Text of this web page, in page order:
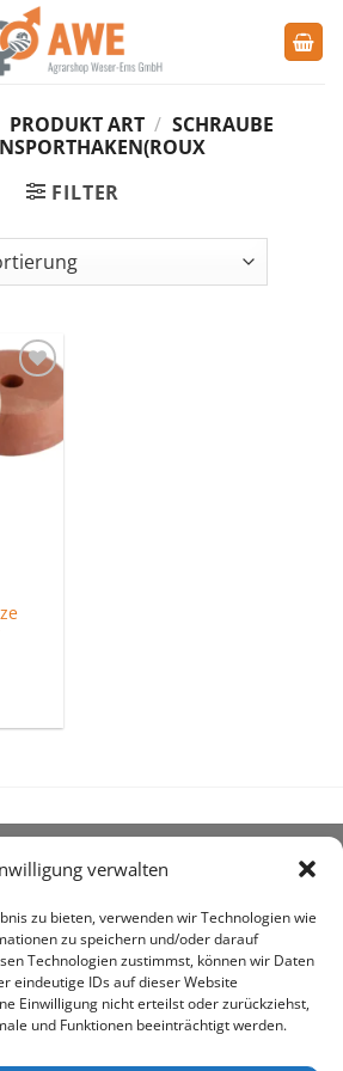
verwalten
zu bieten, verwenden wir Technologien wie
zu speichern und/oder darauf
Technologien zustimmst, können wir Daten
eindeutige IDs auf dieser Website
Einwilligung nicht erteilst oder zurückziehst,
und Funktionen beeinträchtigt werden.
PRODUKT ART / SCHRAUBE
FILTER
den